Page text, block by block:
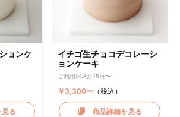
ョンケ
る
イチゴ生チョコデコレーシ
ョンケーキ
ご利用日:8月15日〜
￥3,300〜 （税込）
商品詳細を見る